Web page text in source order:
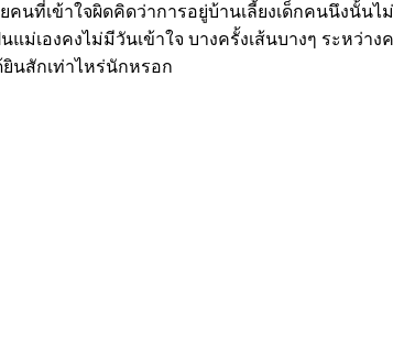
นที่เข้าใจผิดคิดว่าการอยู่บ้านเลี้ยงเด็กคนนึงนั้นไ
ม่เองคงไม่มีวันเข้าใจ บางครั้งเส้นบางๆ ระหว่า
นสักเท่าไหร่นักหรอก